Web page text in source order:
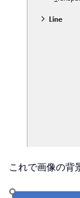
これで画像の背